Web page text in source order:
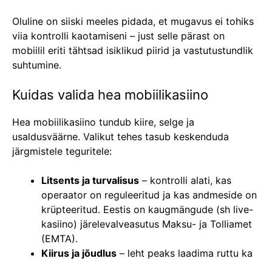
Oluline on siiski meeles pidada, et mugavus ei tohiks
viia kontrolli kaotamiseni – just selle pärast on
mobiilil eriti tähtsad isiklikud piirid ja vastutustundlik
suhtumine.
Kuidas valida hea mobiilikasiino
Hea mobiilikasiino tundub kiire, selge ja
usaldusväärne. Valikut tehes tasub keskenduda
järgmistele teguritele:
Litsents ja turvalisus – kontrolli alati, kas
operaator on reguleeritud ja kas andmeside on
krüpteeritud. Eestis on kaugmängude (sh live-
kasiino) järelevalveasutus Maksu- ja Tolliamet
(EMTA).
Kiirus ja jõudlus – leht peaks laadima ruttu ka